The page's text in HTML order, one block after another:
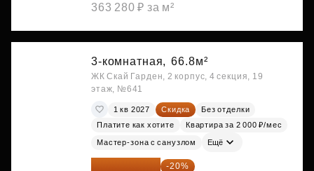
363 280 ₽ за м²
3-комнатная, 66.8м²
ЖК Скай Гарден, 2 корпус, 4 секция, 19
этаж, №641
1 кв 2027 Скидка
Без отделки
Платите как хотите
Квартира за 2 000 ₽/мес
Мастер-зона с санузлом Ещё
25 095 424 ₽ -20%